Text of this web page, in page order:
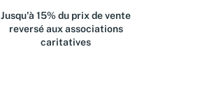
Jusqu'à 15% du prix de vente
reversé aux associations
caritatives